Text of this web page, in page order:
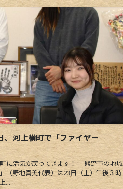
河上横町で「ファイヤー
に活気が戻ってきます！ 熊野市の地域
（野地真美代表）は23日（土）午後３時
...